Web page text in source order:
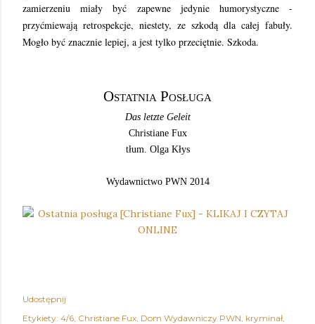
zamierzeniu miały być zapewne jedynie humorystyczne -
przyćmiewają retrospekcje, niestety, ze szkodą dla całej fabuły.
Mogło być znacznie lepiej, a jest tylko przeciętnie. Szkoda.
Ostatnia Posługa
Das letzte Geleit
Christiane Fux
tłum. Olga Kłys
Wydawnictwo PWN 2014
Udostępnij
Etykiety: 4/6 Christiane Fux Dom Wydawniczy PWN kryminał